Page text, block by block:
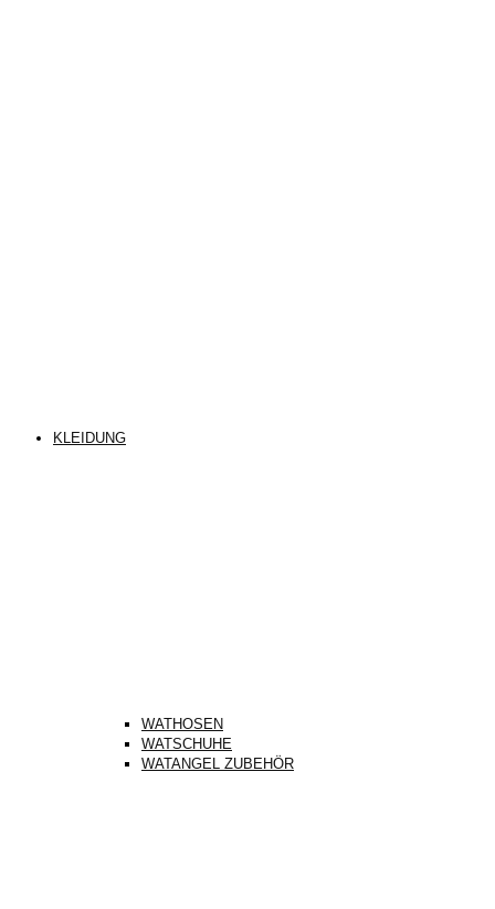
KLEIDUNG
WATHOSEN
WATSCHUHE
WATANGEL ZUBEHÖR